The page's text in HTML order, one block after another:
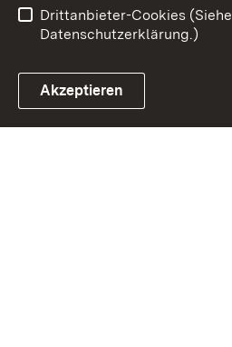
Drittanbieter-Cookies (Siehe
Datenschutzerklärung.)
Akzeptieren